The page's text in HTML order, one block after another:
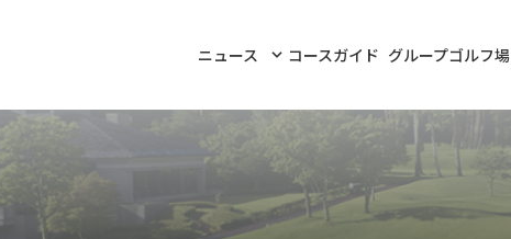
ニュース コースガイド グループゴルフ場